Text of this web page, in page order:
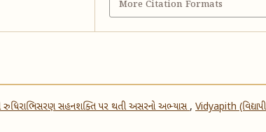
More Citation Formats
રુધિરાભિસરણ સહનશક્તિ પર થતી અસરનો અભ્યાસ, Vidyapith